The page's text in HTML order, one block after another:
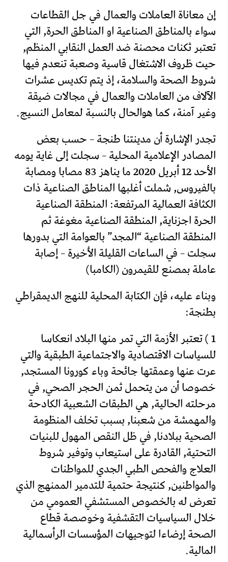
إن معاناة العاملات والعمال في جل القطاعات
سواء بالمناطق الصناعية او المناطق الحرة, التي
تعتبر ثكنات محصنة ضد العمل النقابي المنظم,
حيت ظروف الاشتغال قاسية وصعبة تنعدم فيها
شروط الصحة والسلامة، إذ يتم تكديس عشرات
الآلاف من العاملات والعمال في مجالات ضيقة
وغير آمنة، كما هوالحال بالنسبة لمعامل النسيج.
تجدر الإشارة أن مدينتنا طنجة – حسب بعض
المصادر الإعلامية المحلية – سجلت إلى غاية يومه
الأحد 12 أبريل 2020 ما يناهز 83 مصابا ومصابة
بالفيروس, شملت أغلبها المناطق الصناعية ذات
الكثافة العمالية المرتفعة: المنطقة الصناعية
الحرة اجزناية, المنطقة الصناعية مغوغة ثم
المنطقة الصناعية “المجد” بالعوامة التي بدورها
سجلت – في الساعات القليلة الأخيرة – إصابة
عاملة بمصنع للقيمرون (الكامبا)
وبناء عليه، فإن الكتابة المحلية للنهج الديمقراطي
بطنجة:
1 ) تعتبر الأزمة التي تمر منها البلاد انعكاسا
للسياسات الاقتصادية والاجتماعية الطبقية والتي
عرت عنها وعمقتها جائحة وباء كورونا المستجد,
خصوصا أن من يتحمل ثمن الحجر الصحي, في
مرحلته الحالية, هي الطبقات الشعبية الكادحة
والمهمشة من شعبنا, بسبب تخلف المنظومة
الصحية ببلادنا, في ظل النقص المهول للبنيات
التحتية, القادرة على استيعاب وتوفير شروط
العلاج والفحص الطبي الجدي للمواطنات
والمواطنين, كنتيجة حتمية للتدمير الممنهج الذي
تعرض له بالخصوص المستشفي العمومي من
خلال السياسيات التقشفية وخوصصة قطاع
الصحة إرضاءا لتوجيهات المؤسسات الرأسمالية
المالية.